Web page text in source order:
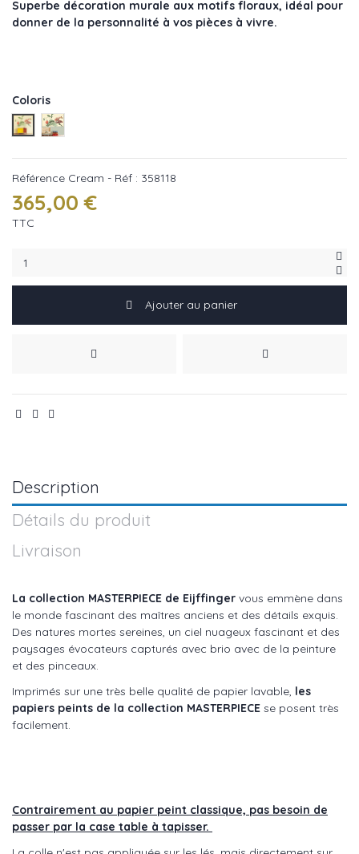
Superbe décoration murale aux motifs floraux, idéal pour
donner de la personnalité à vos pièces à vivre.
Coloris
Cream - réf : 358118
Sage- réf : 358119
Référence Cream - Réf : 358118
365,00 €
TTC
Ajouter au panier
Description
Détails du produit
Livraison
La collection MASTERPIECE de Eijffinger vous emmène dans
le monde fascinant des maîtres anciens et des détails exquis.
Des natures mortes sereines, un ciel nuageux fascinant et des
paysages évocateurs capturés avec brio avec de la peinture
et des pinceaux.
Imprimés sur une très belle qualité de papier lavable, les
papiers peints de la collection MASTERPIECE se posent très
facilement.
Contrairement au papier peint classique, pas besoin de
passer par la case table à tapisser.